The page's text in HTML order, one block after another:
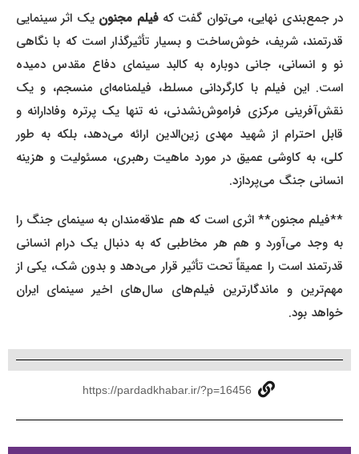
در جمع‌بندی نهایی، می‌توان گفت که فیلم مجنونیک اثر سینمایی
قدرتمند، شریف، خوش‌ساخت و بسیار تأثیرگذار است که با نگاهی
نو و انسانی، جانی دوباره به کالبد سینمای دفاع مقدس دمیده
است. این فیلم با کارگردانی مسلط، فیلمنامه‌ای منسجم، و یک
نقش‌آفرینی مرکزی فراموش‌نشدنی، نه تنها یک پرتره وفادارانه و
قابل احترام از شهید مهدی زین‌الدین ارائه می‌دهد، بلکه به طور
کلی، به کاوشی عمیق در مورد ماهیت رهبری، مسئولیت و هزینه
انسانی جنگ می‌پردازد.
**فیلم مجنون** اثری است که هم علاقه‌مندان به سینمای جنگ را
به وجد می‌آورد و هم هر مخاطبی که به دنبال یک درام انسانی
قدرتمند است را عمیقاً تحت تأثیر قرار می‌دهد و بدون شک، یکی از
مهم‌ترین و ماندگارترین فیلم‌های سال‌های اخیر سینمای ایران
خواهد بود.
https://pardadkhabar.ir/?p=16456